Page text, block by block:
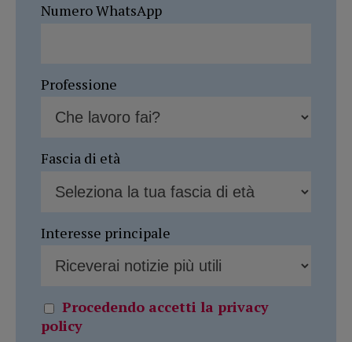
Numero WhatsApp
Professione
Fascia di età
Interesse principale
Procedendo accetti la privacy
policy